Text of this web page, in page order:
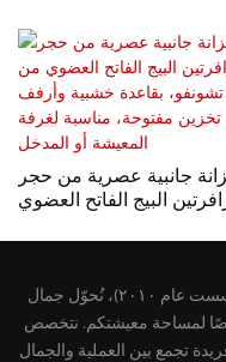
جانبية عصرية من حجر
البيج الفاتح العضوي
في شركة جيانغمن تشونفو للأثاث (التي تأسست عام ٢٠١٠)، نُحوّل جمال
لمساحة معيشتكم. نتخصص